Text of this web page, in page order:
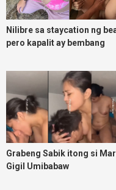
Nilibre sa staycation ng
pero kapalit ay bembang
Grabeng Sabik itong si
Gigil Umibabaw